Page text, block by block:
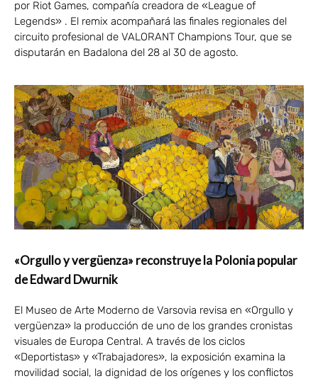
por Riot Games, compañía creadora de «League of
Legends» . El remix acompañará las finales regionales del
circuito profesional de VALORANT Champions Tour, que se
disputarán en Badalona del 28 al 30 de agosto.
«Orgullo y vergüenza» reconstruye la Polonia popular
de Edward Dwurnik
El Museo de Arte Moderno de Varsovia revisa en «Orgullo y
vergüenza» la producción de uno de los grandes cronistas
visuales de Europa Central. A través de los ciclos
«Deportistas» y «Trabajadores», la exposición examina la
movilidad social, la dignidad de los orígenes y los conflictos